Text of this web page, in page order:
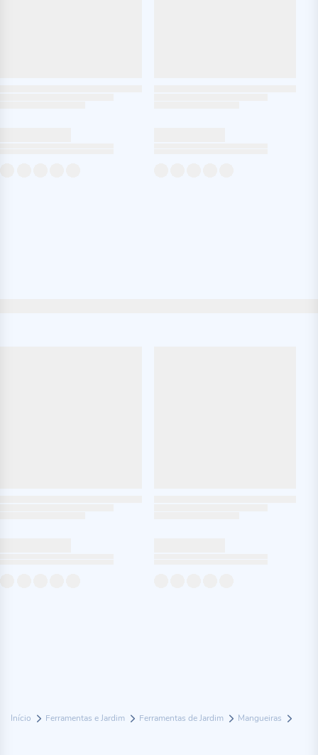
Início Ferramentas e Jardim Ferramentas de Jardim Mangueiras